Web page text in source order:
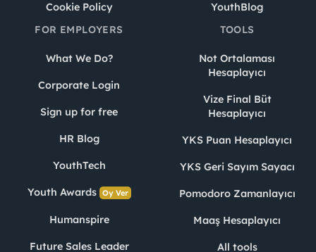
Cookie Policy
YouthBlog
FOR EMPLOYERS
What We Do?
Corporate Login
Sign up for free
HR Blog
YouthTech
Youth Awards Oy Ver
Humanspire
Future Sales Leader
TOOLS
Not Ortalaması
Hesaplayıcı
Vize Final Büt
Hesaplayıcı
YKS Puan Hesaplayıcı
YKS Geri Sayım Sayacı
Pomodoro Zamanlayıcı
Maaş Hesaplayıcı
All tools